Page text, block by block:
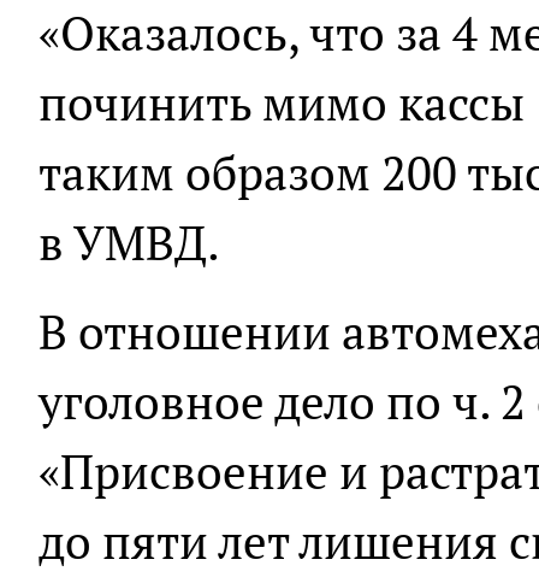
«Оказалось, что за 4
починить мимо
таким образом 200
в УМВД.
В отношении
уголовное дело по ч.
«Присвоение и
до пяти лет лишения